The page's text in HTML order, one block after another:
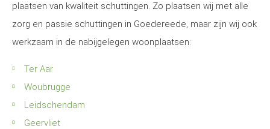
plaatsen van kwaliteit schuttingen. Zo plaatsen wij met alle
zorg en passie schuttingen in Goedereede, maar zijn wij ook
werkzaam in de nabijgelegen woonplaatsen:
Ter Aar
Woubrugge
Leidschendam
Geervliet